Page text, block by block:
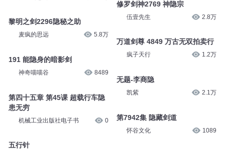
黎明之剑2296隐秘之助
麦疯的思远 5.8万
191 能隐身的暗影剑
神奇喵喵谷 8489
第四十五章 第45课 超载行车隐
患无穷
机械工业出版社电子书 0
五行针
修罗剑神2769 神隐宗
伍壹先生 2.8万
万道剑尊 4849 万古无双拍卖行
疯子天行 1.2万
无题-李商隐
凯紫 2.1万
第7942集 隐藏剑道
怀谷文化 1089